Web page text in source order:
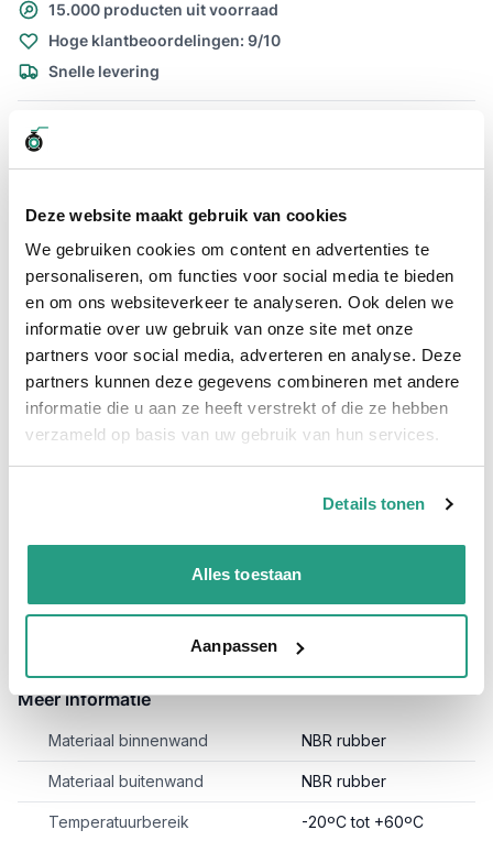
Deze website maakt gebruik van cookies
We gebruiken cookies om content en advertenties te
personaliseren, om functies voor social media te bieden
en om ons websiteverkeer te analyseren. Ook delen we
informatie over uw gebruik van onze site met onze
partners voor social media, adverteren en analyse. Deze
partners kunnen deze gegevens combineren met andere
informatie die u aan ze heeft verstrekt of die ze hebben
verzameld op basis van uw gebruik van hun services.
Details tonen
Alles toestaan
Aanpassen
15.000 producten uit voorraad
Hoge klantbeoordelingen: 9/10
Snelle levering
Snel naar
Details Plus- en minpunten Meer informatie
Details
Olie zuig-/persslang type 605AA Alfagomma bestellen?
De Olie zuig-/persslang 605AA is een NBR olieslang met stalen
spiraal, max. werkdruk is 10 bar.
De slang wordt veelvuldig gebruikt voor brandstof en olie
toepassingen. Daarnaast is de slang vaak terug te zien op
tankwagens. Daarnaast wordt de slang veel ingezet als
uitlaatslang voor maritieme toepassingen.
Temperatuurbereik -30ºC tot +80ºC. Eventueel kunnen wij de
605aa olieslang monteren met koppelingen, neem hiervoor
NBR zuigslang 10 bar met stalen spiraal
Zeer flexibel en per meter te bestellen
Meer informatie
Materiaal binnenwand NBR rubber
Materiaal buitenwand NBR rubber
Temperatuurbereik -20ºC tot +60ºC